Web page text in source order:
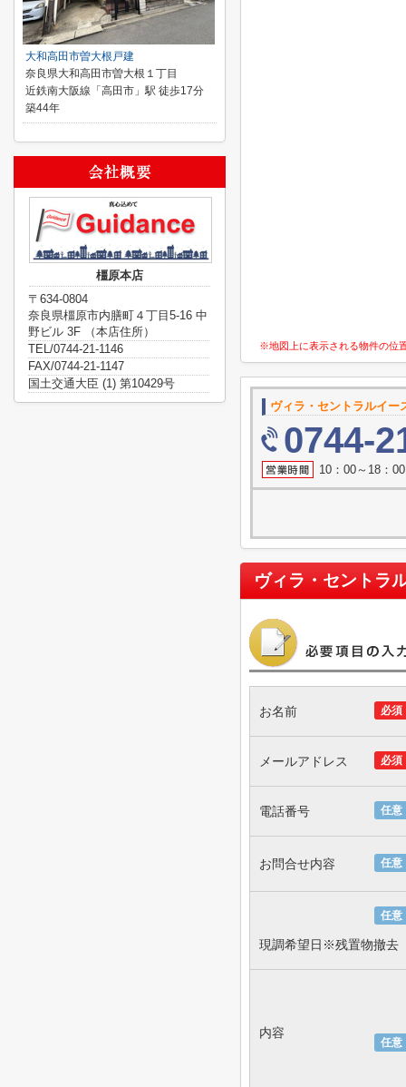
※地図上に表示される物件の位
ヴィラ・セントラルイー
0744-
10：00～18：
ヴィラ・セントラ
必須
お名前
必須
メールアドレス
任意
電話番号
任意
お問合せ内容
任意
現調希望日※残置物撤去
任意
内容
大和高田市曽大根戸建
奈良県大和高田市曽大根１丁目
近鉄南大阪線「高田市」駅 徒歩17分
築44年
橿原本店
〒634-0804
奈良県橿原市内膳町４丁目5-16 中
野ビル 3F （本店住所）
TEL/0744-21-1146
FAX/0744-21-1147
国土交通大臣 (1) 第10429号